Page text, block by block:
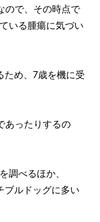
ので、その時点で
いる腫瘍に気づい
ため、7歳を機に受
あったりするの
調べるほか、
ブルドッグに多い